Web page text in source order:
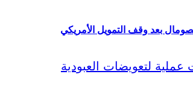
بعد وقف التمويل الأمريكي